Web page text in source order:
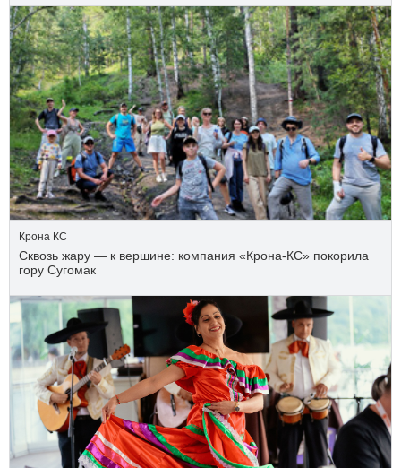
Крона КС
Сквозь жару — к вершине: компания «Крона‑КС» покорила
гору Сугомак